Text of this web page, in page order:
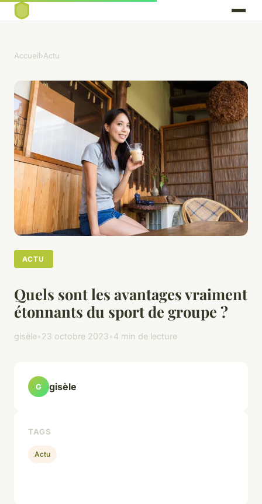
Accueil›Actu
ACTU
Quels sont les avantages vraiment
étonnants du sport de groupe ?
gisèle•23 octobre 2023•4 min de lecture
G gisèle
TAGS
Actu